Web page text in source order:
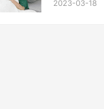
2023-03-18